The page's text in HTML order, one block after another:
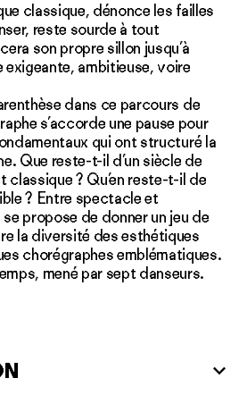
classique, dénonce les failles
reste sourde à tout
son propre sillon jusqu’à
exigeante, ambitieuse, voire
dans ce parcours de
s’accorde une pause pour
qui ont structuré la
Que reste-t-il d’un siècle de
classique ? Qu’en reste-t-il de
? Entre spectacle et
propose de donner un jeu de
la diversité des esthétiques
chorégraphes emblématiques.
mené par sept danseurs.